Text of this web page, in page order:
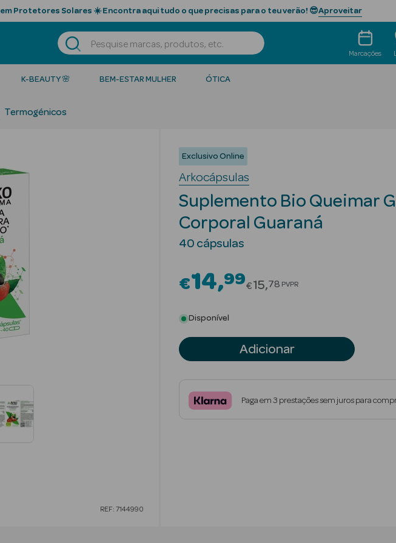
em Protetores Solares ☀️ Encontra aqui tudo o que precisas para o teu verão! 😎Aproveitar
Marcações
K-BEAUTY 🌸 BEM-ESTAR MULHER ÓTICA
Termogénicos
REF: 7144990
Exclusivo Online
Arkocápsulas
Suplemento Bio Queimar
Corporal Guaraná
40 cápsulas
€14 99Price reduced from
€15 78 PVPR
Disponível
Adicionar
Paga em 3 prestações sem juros para